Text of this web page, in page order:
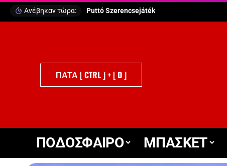
Ανέβηκαν τώρα: Puttó Szerencsejáték
ΠΑΤΑ [ CTRL ] + [ D ]
ΠΟΔΟΣΦΑΙΡΟ ΜΠΑΣΚΕΤ